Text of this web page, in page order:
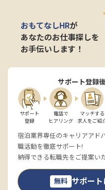
おもてなしHRが
あなたのお仕事探しを
お手伝いします！
サポート登録
サポート
登録
電話で
ヒアリング
マッチする
求人をご紹
宿泊業界専任のキャリアアド
職活動を徹底サポート!
納得できる転職先をご提案い
無料 サポー